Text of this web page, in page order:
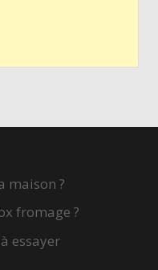
maison ?
fromage ?
essayer